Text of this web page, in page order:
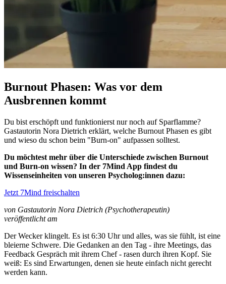
Burnout Phasen: Was vor dem
Ausbrennen kommt
Du bist erschöpft und funktionierst nur noch auf Sparflamme?
Gastautorin Nora Dietrich erklärt, welche Burnout Phasen es gibt
und wieso du schon beim "Burn-on" aufpassen solltest.
Du möchtest mehr über die Unterschiede zwischen Burnout
und Burn-on wissen? In der 7Mind App findest du
Wissenseinheiten von unseren Psycholog:innen dazu:
Jetzt 7Mind freischalten
von Gastautorin Nora Dietrich (Psychotherapeutin)
veröffentlicht am
Der Wecker klingelt. Es ist 6:30 Uhr und alles, was sie fühlt, ist eine
bleierne Schwere. Die Gedanken an den Tag - ihre Meetings, das
Feedback Gespräch mit ihrem Chef - rasen durch ihren Kopf. Sie
weiß: Es sind Erwartungen, denen sie heute einfach nicht gerecht
werden kann.